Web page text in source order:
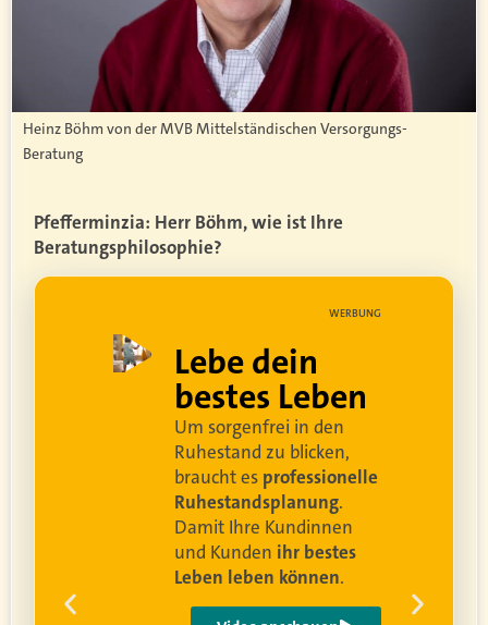
Heinz Böhm von der MVB Mittelständischen Versorgungs-
Beratung
Pfefferminzia: Herr Böhm, wie ist Ihre
Beratungsphilosophie?
WERBUNG
Lebe dein
bestes Leben
Um sorgenfrei in den
Ruhestand zu blicken,
braucht es professionelle
Ruhestandsplanung.
Damit Ihre Kundinnen
und Kunden ihr bestes
Leben leben können.